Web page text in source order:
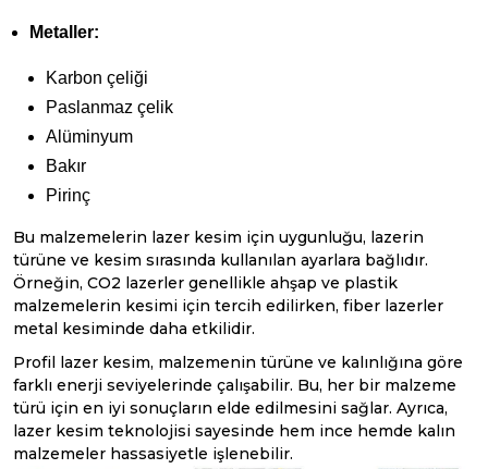
Metaller:
Karbon çeliği
Paslanmaz çelik
Alüminyum
Bakır
Pirinç
Bu malzemelerin lazer kesim için uygunluğu, lazerin
türüne ve kesim sırasında kullanılan ayarlara bağlıdır.
Örneğin, CO2 lazerler genellikle ahşap ve plastik
malzemelerin kesimi için tercih edilirken, fiber lazerler
metal kesiminde daha etkilidir.
Profil lazer kesim, malzemenin türüne ve kalınlığına göre
farklı enerji seviyelerinde çalışabilir. Bu, her bir malzeme
türü için en iyi sonuçların elde edilmesini sağlar. Ayrıca,
lazer kesim teknolojisi sayesinde hem ince hemde kalın
malzemeler hassasiyetle işlenebilir.